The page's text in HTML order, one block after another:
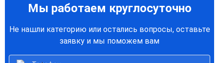
Мы работаем круглосуточно
Не нашли категорию или остались вопросы, оставьте
заявку и мы поможем вам